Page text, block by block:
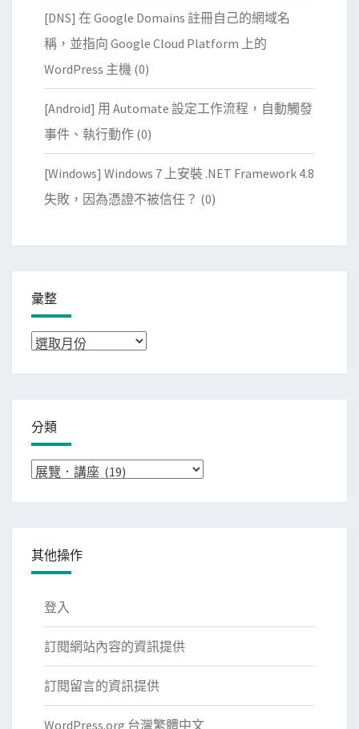
[DNS] 在 Google Domains 註冊自己的網域名
稱，並指向 Google Cloud Platform 上的
WordPress 主機 (0)
[Android] 用 Automate 設定工作流程，自動觸發
事件、執行動作 (0)
[Windows] Windows 7 上安裝 .NET Framework 4.8
失敗，因為憑證不被信任？ (0)
彙整
彙
分類
分
其他操作
登入
訂閱網站內容的資訊提供
訂閱留言的資訊提供
WordPress.org 台灣繁體中文